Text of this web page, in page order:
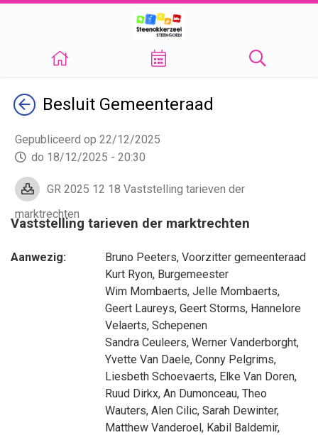
TerugBesluit Gemeenteraad
Gepubliceerd op 22/12/2025
do 18/12/2025 - 20:30
GR 2025 12 18 Vaststelling tarieven der
marktrechten
Vaststelling tarieven der marktrechten
Aanwezig: Bruno Peeters, Voorzitter gemeenteraad
Kurt Ryon, Burgemeester
Wim Mombaerts, Jelle Mombaerts,
Geert Laureys, Geert Storms, Hannelore
Velaerts, Schepenen
Sandra Ceuleers, Werner Vanderborght,
Yvette Van Daele, Conny Pelgrims,
Liesbeth Schoevaerts, Elke Van Doren,
Ruud Dirkx, An Dumonceau, Theo
Wauters, Alen Cilic, Sarah Dewinter,
Matthew Vanderoel, Kabil Baldemir,